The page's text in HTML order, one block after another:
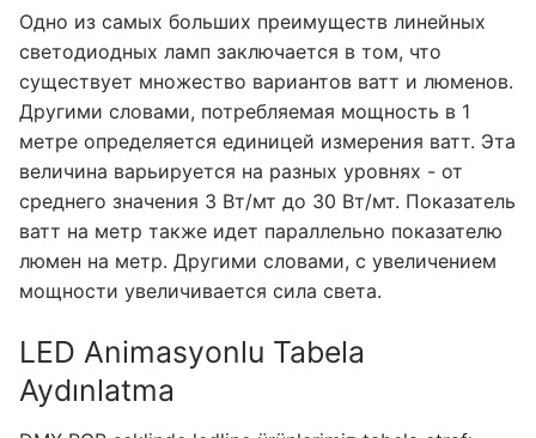
Одно из самых больших преимуществ линейных
светодиодных ламп заключается в том, что
существует множество вариантов ватт и люменов.
Другими словами, потребляемая мощность в 1
метре определяется единицей измерения ватт. Эта
величина варьируется на разных уровнях - от
среднего значения 3 Вт/мт до 30 Вт/мт. Показатель
ватт на метр также идет параллельно показателю
люмен на метр. Другими словами, с увеличением
мощности увеличивается сила света.
LED Animasyonlu Tabela
Aydınlatma